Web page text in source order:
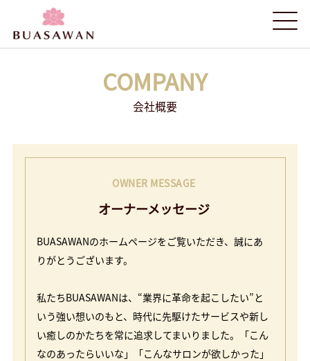
COMPANY
会社概要
OWNER MESSAGE
オーナーメッセージ
BUASAWANのホームページをご覧いただき、誠にあ
りがとうございます。
私たちBUASAWANは、“業界に革命を起こしたい”と
いう強い想いのもと、時代に先駆けたサービスや新し
い癒しのかたちを常に追求してまいりました。「こん
なのあったらいいな」「こんなサロンが欲しかった」